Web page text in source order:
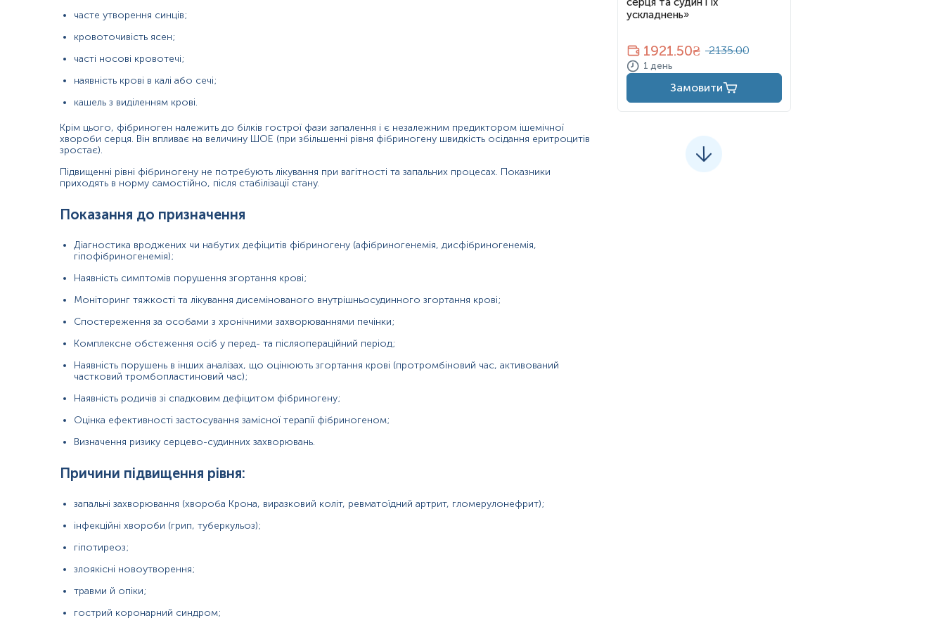
Причини підвищення рівня:
запальні захворювання (хвороба Крона, виразковий коліт, ревматоїдний артрит, гломерулонефрит);
травми й опіки;
гострий коронарний синдром;
післяопераційний період;
вагітність;
вроджені чи набуті порушення синтезу фібриногену (афібриногенемія, гіпофібриногенемія);
ДВЗ-синдром (2,3 стадія);
хронічні захворювання печінки (цироз);
переливання великої кількості крові;
хронічне недоїдання;
часте утворення синців;
кровоточивість ясен;
часті носові кровотечі;
наявність крові в калі або сечі;
кашель з виділенням крові.
Крім цього, фібриноген належить до білків гострої фази запалення і є незалежним предиктором ішемічної
хвороби серця. Він впливає на величину ШОЕ (при збільшенні рівня фібриногену швидкість осідання еритроцитів
зростає).
Підвищенні рівні фібриногену не потребують лікування при вагітності та запальних процесах. Показники
приходять в норму самостійно, після стабілізації стану.
Показання до призначення
Діагностика вроджених чи набутих дефіцитів фібриногену (афібриногенемія, дисфібриногенемія,
гіпофібриногенемія);
Наявність симптомів порушення згортання крові;
Моніторинг тяжкості та лікування дисемінованого внутрішньосудинного згортання крові;
Спостереження за особами з хронічними захворюваннями печінки;
Комплексне обстеження осіб у перед- та післяопераційний період;
Наявність порушень в інших аналізах, що оцінюють згортання крові (протромбіновий час, активований
частковий тромбопластиновий час);
Наявність родичів зі спадковим дефіцитом фібриногену;
Оцінка ефективності застосування замісної терапії фібриногеном;
Визначення ризику серцево-судинних захворювань.
Причини підвищення рівня:
запальні захворювання (хвороба Крона, виразковий коліт, ревматоїдний артрит, гломерулонефрит);
інфекційні хвороби (грип, туберкульоз);
гіпотиреоз;
злоякісні новоутворення;
травми й опіки;
гострий коронарний синдром;
ускладнень»
1921.50₴ 2135.00
1 день
Замовити